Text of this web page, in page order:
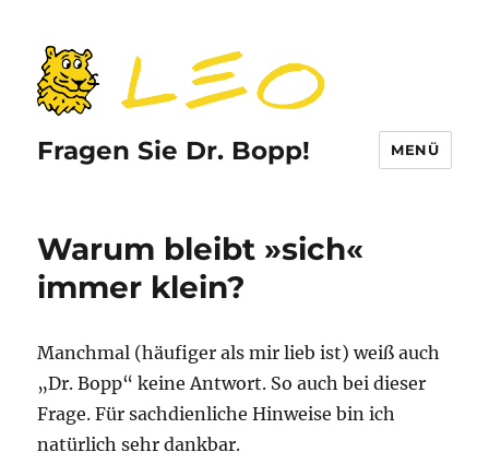
Fragen Sie Dr. Bopp! MENÜ
Warum bleibt »sich«
immer klein?
Manchmal (häufiger als mir lieb ist) weiß auch
„Dr. Bopp“ keine Antwort. So auch bei dieser
Frage. Für sachdienliche Hinweise bin ich
natürlich sehr dankbar.